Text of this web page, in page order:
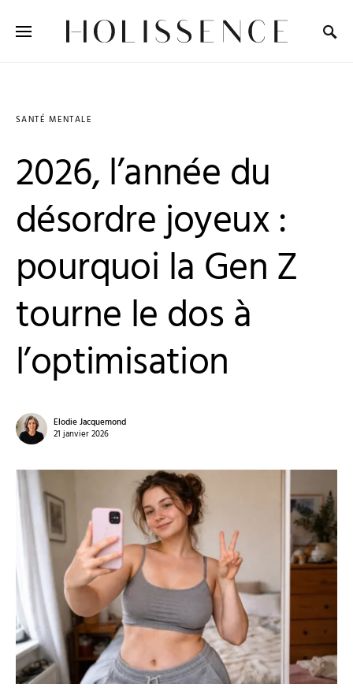
SANTÉ MENTALE
2026, l’année du
désordre joyeux :
pourquoi la Gen Z
tourne le dos à
l’optimisation
Elodie Jacquemond
21 janvier 2026